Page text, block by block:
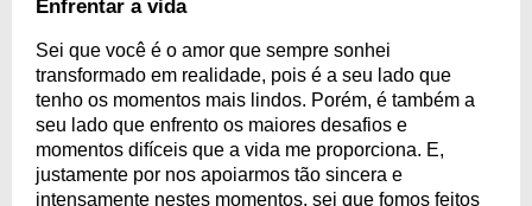
Enfrentar a vida
Sei que você é o amor que sempre sonhei
transformado em realidade, pois é a seu lado que
tenho os momentos mais lindos. Porém, é também a
seu lado que enfrento os maiores desafios e
momentos difíceis que a vida me proporciona. E,
justamente por nos apoiarmos tão sincera e
intensamente nestes momentos, sei que fomos feitos